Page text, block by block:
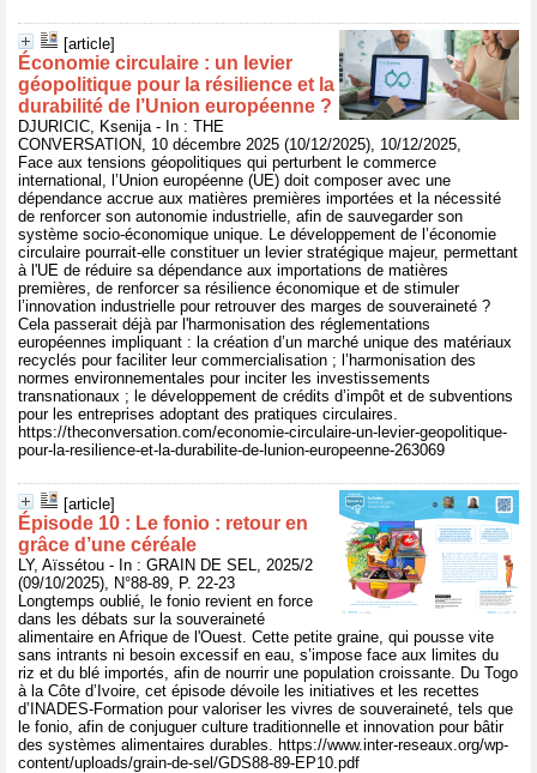
[article]
Économie circulaire : un levier
géopolitique pour la résilience et la
durabilité de l’Union européenne ?
DJURICIC, Ksenija - In : THE
CONVERSATION, 10 décembre 2025 (10/12/2025), 10/12/2025,
Face aux tensions géopolitiques qui perturbent le commerce
international, l’Union européenne (UE) doit composer avec une
dépendance accrue aux matières premières importées et la nécessité
de renforcer son autonomie industrielle, afin de sauvegarder son
système socio-économique unique. Le développement de l’économie
circulaire pourrait-elle constituer un levier stratégique majeur, permettant
à l'UE de réduire sa dépendance aux importations de matières
premières, de renforcer sa résilience économique et de stimuler
l’innovation industrielle pour retrouver des marges de souveraineté ?
Cela passerait déjà par l'harmonisation des réglementations
européennes impliquant : la création d’un marché unique des matériaux
recyclés pour faciliter leur commercialisation ; l’harmonisation des
normes environnementales pour inciter les investissements
transnationaux ; le développement de crédits d’impôt et de subventions
pour les entreprises adoptant des pratiques circulaires.
https://theconversation.com/economie-circulaire-un-levier-geopolitique-
pour-la-resilience-et-la-durabilite-de-lunion-europeenne-263069
[article]
Épisode 10 : Le fonio : retour en
grâce d’une céréale
LY, Aïssétou - In : GRAIN DE SEL, 2025/2
(09/10/2025), N°88-89, P. 22-23
Longtemps oublié, le fonio revient en force
dans les débats sur la souveraineté
alimentaire en Afrique de l'Ouest. Cette petite graine, qui pousse vite
sans intrants ni besoin excessif en eau, s’impose face aux limites du
riz et du blé importés, afin de nourrir une population croissante. Du Togo
à la Côte d’Ivoire, cet épisode dévoile les initiatives et les recettes
d’INADES-Formation pour valoriser les vivres de souveraineté, tels que
le fonio, afin de conjuguer culture traditionnelle et innovation pour bâtir
des systèmes alimentaires durables. https://www.inter-reseaux.org/wp-
content/uploads/grain-de-sel/GDS88-89-EP10.pdf